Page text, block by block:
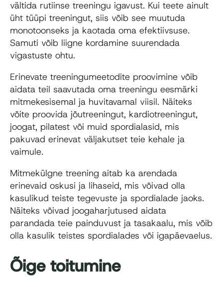
vältida rutiinse treeningu igavust. Kui teete ainult
üht tüüpi treeningut, siis võib see muutuda
monotoonseks ja kaotada oma efektiivsuse.
Samuti võib liigne kordamine suurendada
vigastuste ohtu.
Erinevate treeningumeetodite proovimine võib
aidata teil saavutada oma treeningu eesmärki
mitmekesisemal ja huvitavamal viisil. Näiteks
võite proovida jõutreeningut, kardiotreeningut,
joogat, pilatest või muid spordialasid, mis
pakuvad erinevat väljakutset teie kehale ja
vaimule.
Mitmekülgne treening aitab ka arendada
erinevaid oskusi ja lihaseid, mis võivad olla
kasulikud teiste tegevuste ja spordialade jaoks.
Näiteks võivad joogaharjutused aidata
parandada teie painduvust ja tasakaalu, mis võib
olla kasulik teistes spordialades või igapäevaelus.
Õige toitumine